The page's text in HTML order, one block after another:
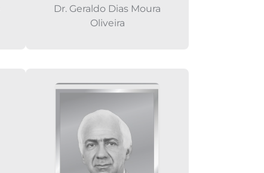
Dr. Geraldo Dias Moura
Oliveira